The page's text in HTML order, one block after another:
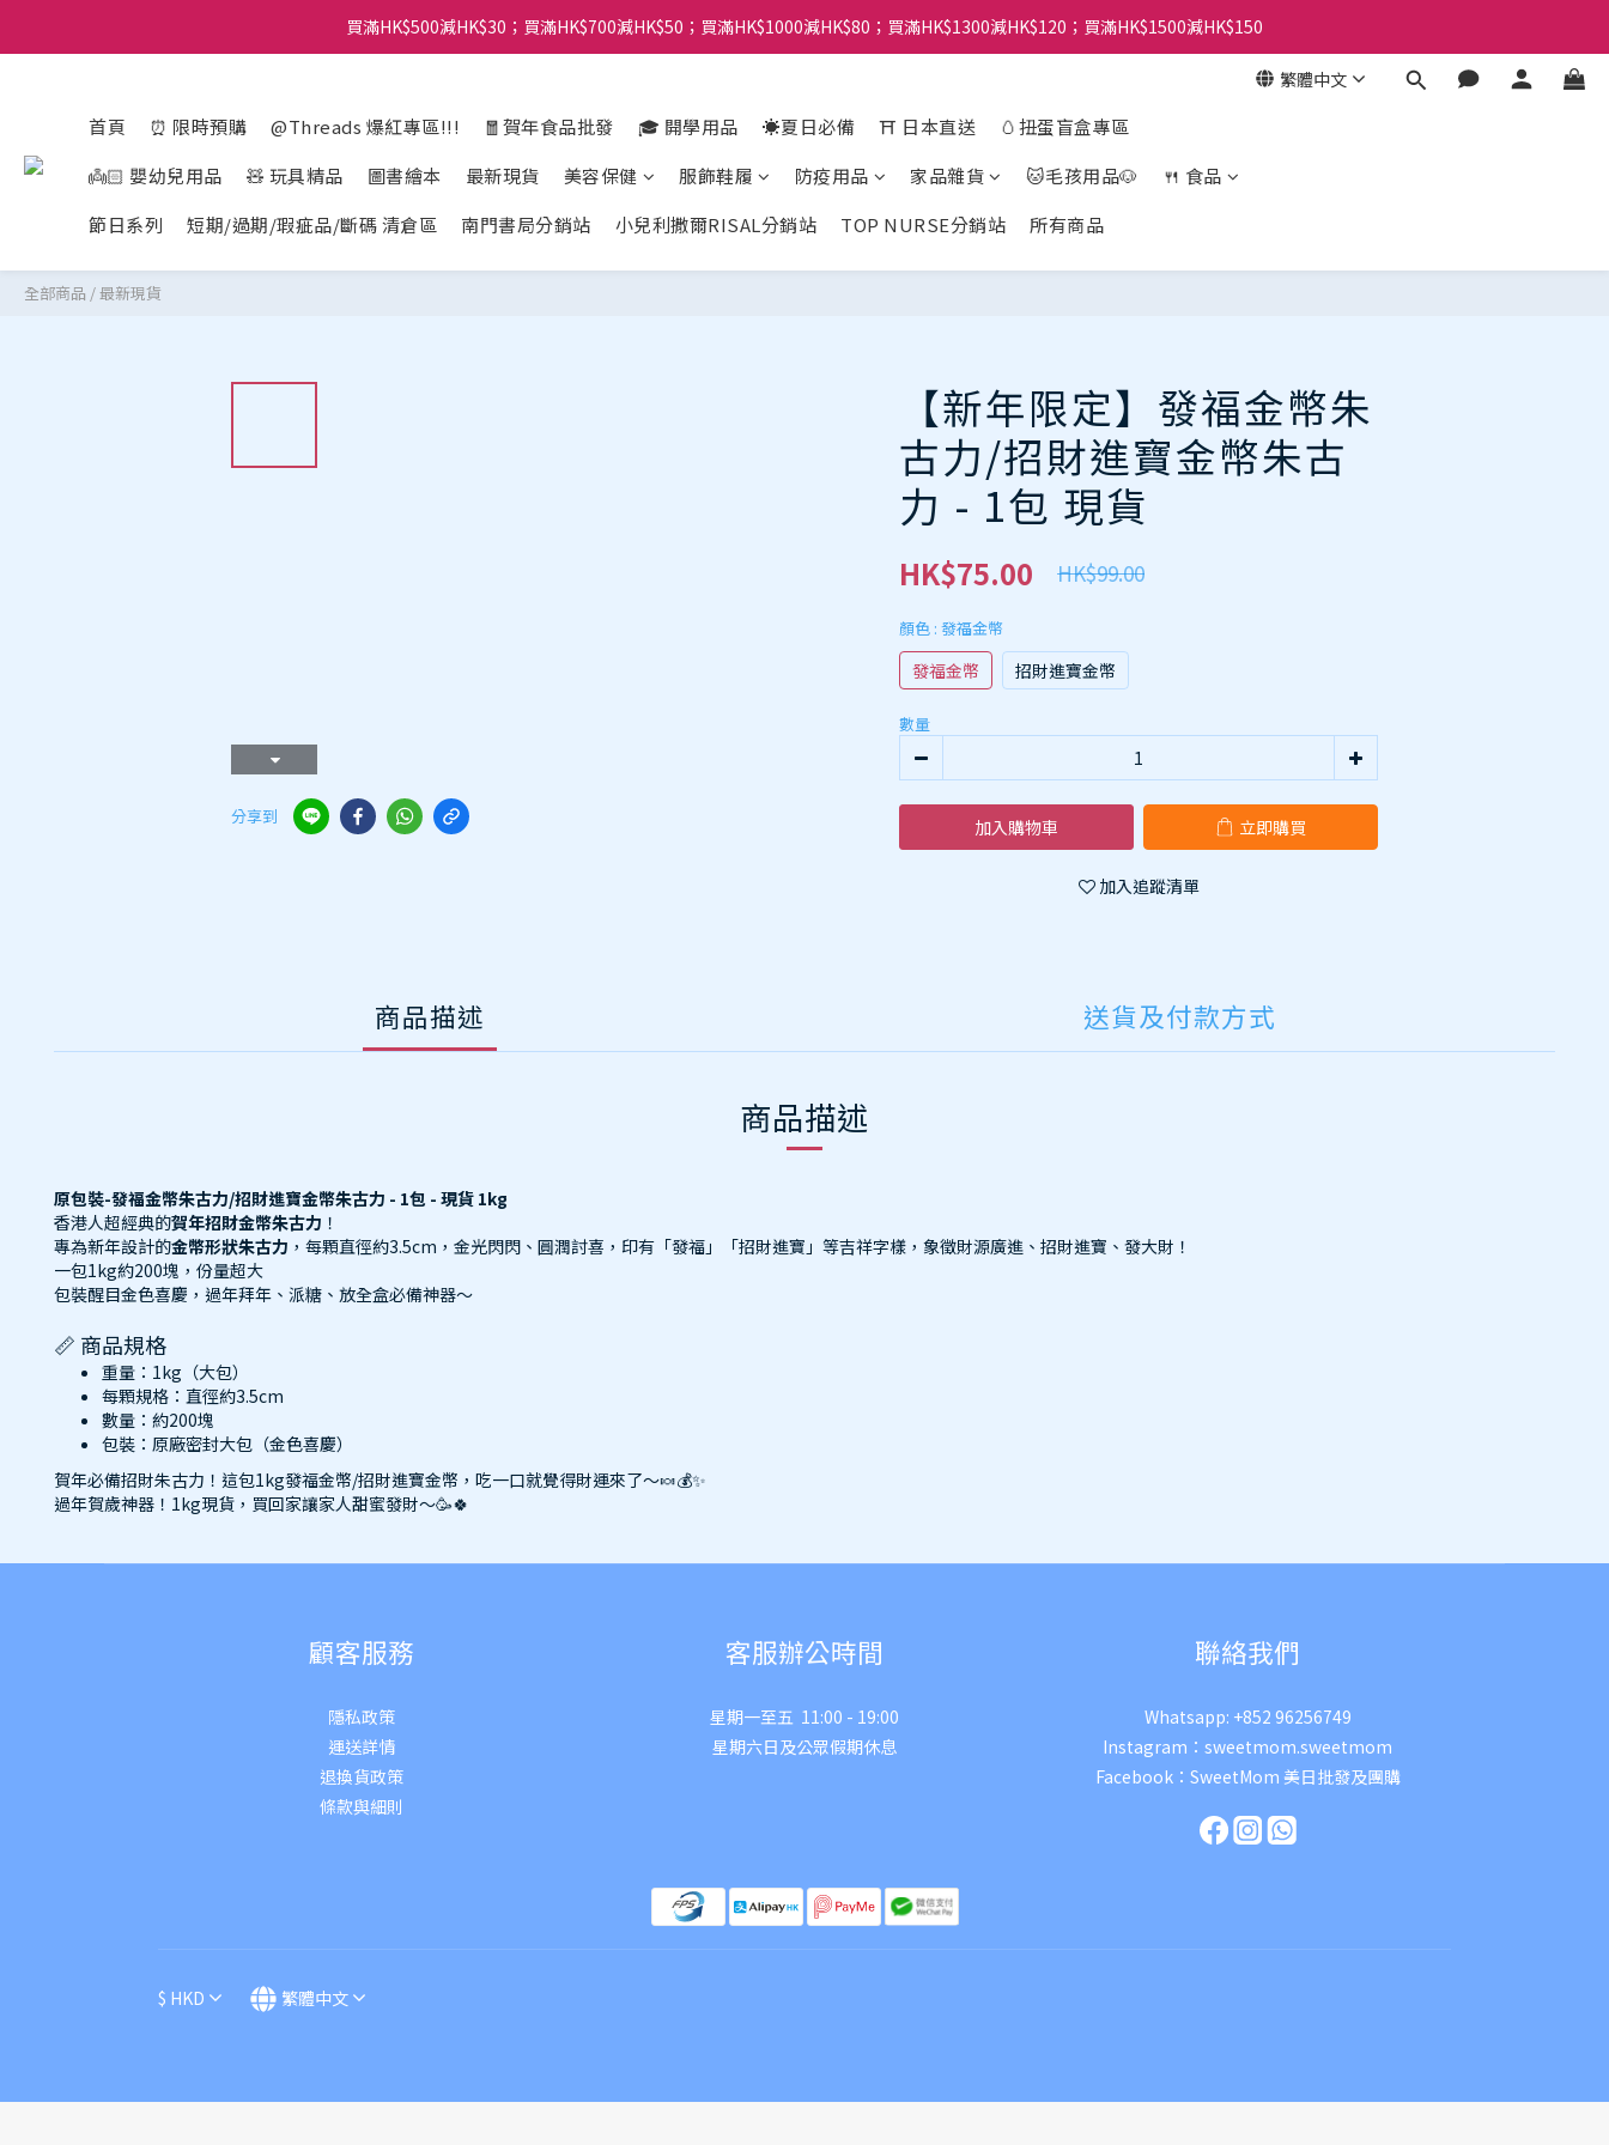
買滿HK$500減HK$30；買滿HK$700減HK$50；買滿HK$1000減HK$80；買滿HK$1300減HK$120；買滿HK$1500減HK$150
繁體中文
首頁 ⏰ 限時預購 @Threads 爆紅專區!!! 🧧賀年食品批發 🎓 開學用品 ☀️夏日必備 ⛩️ 日本直送
🥚扭蛋盲盒專區
👼🏻 嬰幼兒用品
🧸 玩具精品 圖書繪本 最新現貨 美容保健 服飾鞋履 防疫用品 家品雜貨 🐱毛孩用品🐶
🍴 食品
節日系列
短期/過期/瑕疵品/斷碼 清倉區 南門書局分銷站 小兒利撒爾RISAL分銷站 TOP NURSE分銷站 所有商品
全部商品 /最新現貨
分享到
【新年限定】發福金幣朱
古力/招財進寶金幣朱古
力 - 1包 現貨
HK$75.00 HK$99.00
顏色 : 發福金幣
發福金幣 招財進寶金幣
數量
加入購物車 立即購買
加入追蹤清單
商品描述 送貨及付款方式
商品描述
原包裝-發福金幣朱古力/招財進寶金幣朱古力 - 1包 - 現貨 1kg
香港人超經典的賀年招財金幣朱古力 ！
專為新年設計的金幣形狀朱古力 ，每顆直徑約3.5cm，金光閃閃、圓潤討喜，印有「發福」「招財進寶」等吉祥字樣，象徵財源廣進、招財進寶、發大財！
一包1kg約200塊，份量超大
包裝醒目金色喜慶，過年拜年、派糖、放全盒必備神器～
📏 商品規格
重量：1kg（大包）
每顆規格：直徑約3.5cm
數量：約200塊
包裝：原廠密封大包（金色喜慶）
賀年必備招財朱古力！這包1kg發福金幣/招財進寶金幣，吃一口就覺得財運來了～🍬💰✨
過年賀歲神器！1kg現貨，買回家讓家人甜蜜發財～🥳🍀
顧客服務
隱私政策
運送詳情
退換貨政策
條款與細則
客服辦公時間
星期一至五 11:00 - 19:00
星期六日及公眾假期休息
聯絡我們
Whatsapp: +852 96256749
Instagram： sweetmom.sweetmom
Facebook： SweetMom 美日批發及團購
$ HKD 繁體中文